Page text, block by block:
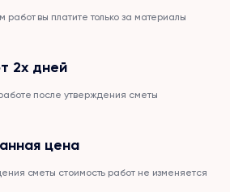
вы платите только за материалы
2х дней
после утверждения сметы
цена
сметы стоимость работ не изменяется